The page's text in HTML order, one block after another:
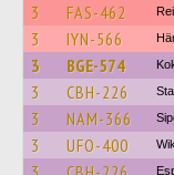
3 FAS-462
3 IYN-566
3 BGE-574
3 CBH-226
3 NAM-366
3 UFO-400